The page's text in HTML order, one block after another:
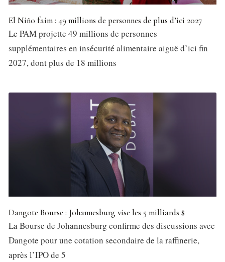
El Niño faim : 49 millions de personnes de plus d’ici 2027
Le PAM projette 49 millions de personnes
supplémentaires en insécurité alimentaire aiguë d’ici fin
2027, dont plus de 18 millions
Dangote Bourse : Johannesburg vise les 5 milliards $
La Bourse de Johannesburg confirme des discussions avec
Dangote pour une cotation secondaire de la raffinerie,
après l’IPO de 5